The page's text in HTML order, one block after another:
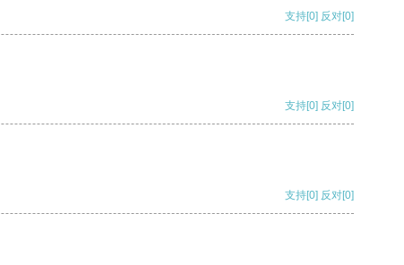
支持[0] 反对[0]
支持[0] 反对[0]
支持[0] 反对[0]